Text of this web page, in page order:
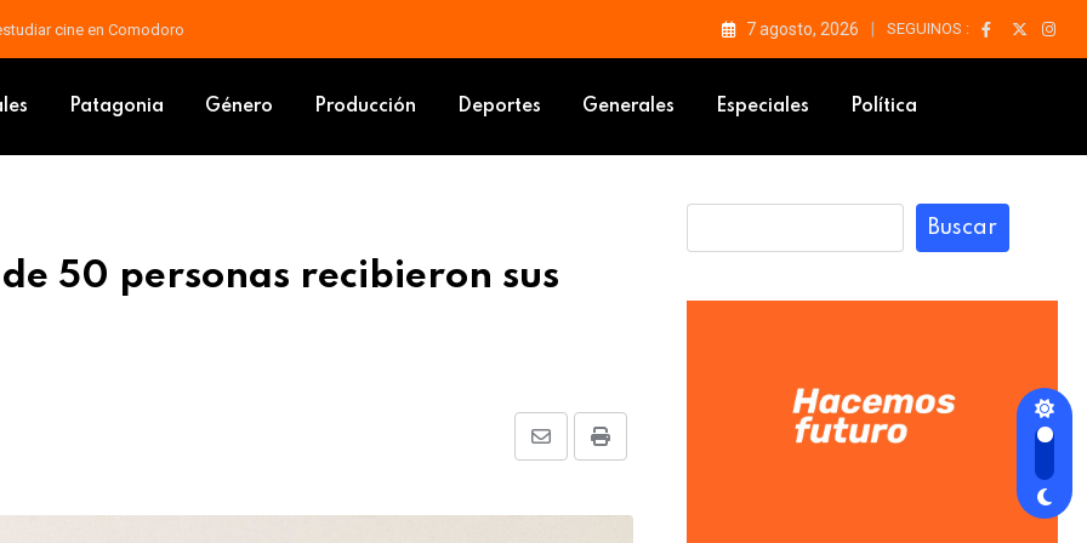
piden que las mejoras vayan al salario básico 7 agosto, 2026 SEGUINOS :
Patagonia Género Producción Deportes Generales Especiales Política
50 personas recibieron sus
Print
Share
Email
Buscar